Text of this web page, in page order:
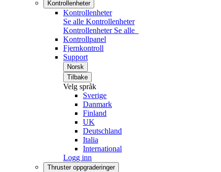
Kontrollenheter
Kontrollenheter
Se alle Kontrollenheter
Kontrollenheter Se alle
Kontrollpanel
Fjernkontroll
Support
Norsk
Tilbake
Velg språk
Sverige
Danmark
Finland
UK
Deutschland
Italia
International
Logg inn
Thruster oppgraderinger